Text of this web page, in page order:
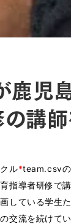
児
講師
ル*team.csvの
指導者研修で
している学生
交流を続けてい